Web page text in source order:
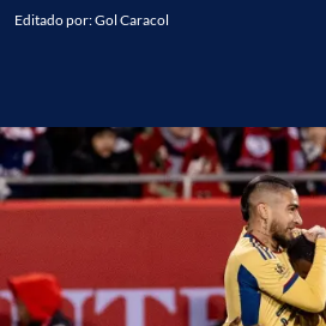
Editado por:Gol Caracol